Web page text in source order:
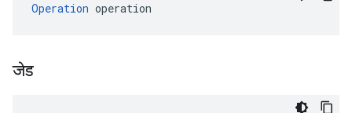
Operation operation
जेड